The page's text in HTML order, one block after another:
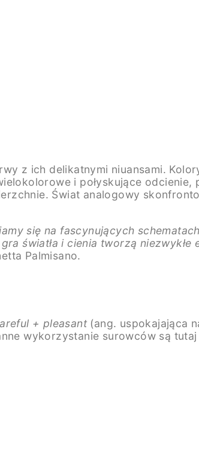
z ich delikatnymi niuansami.
i połyskujące
Świat analogowy
się na fascynujących
światła i cienia tworzą
Palmisano.
+ pleasant (ang. uspokajająca
wykorzystanie surowców są